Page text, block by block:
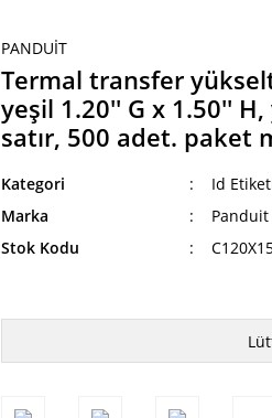
PANDUIT
Termal transfer
yeşil 1.20'' G x 1.50''
satır, 500 adet. paket
Kategori
Id
Marka
Panduit
Stok Kodu